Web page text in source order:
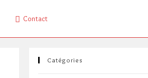
Contact
Catégories